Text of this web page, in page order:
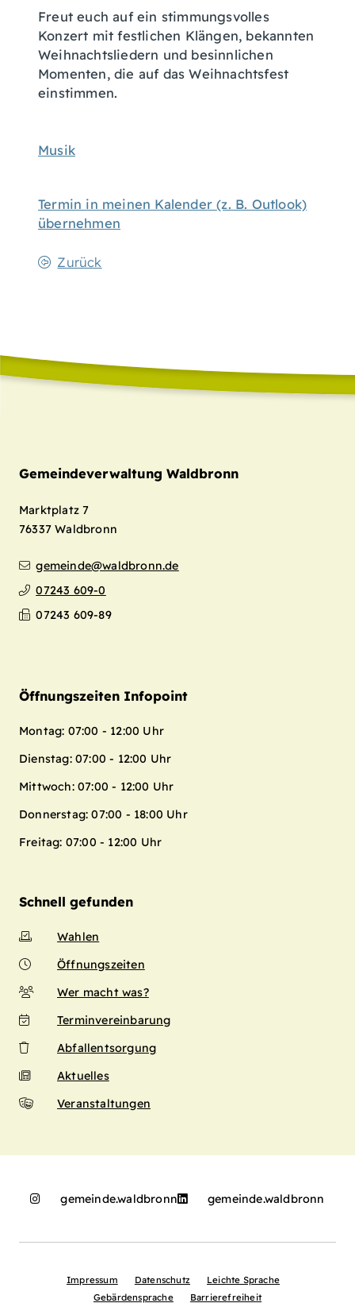
Freut euch auf ein stimmungsvolles
Konzert mit festlichen Klängen, bekannten
Weihnachtsliedern und besinnlichen
Momenten, die auf das Weihnachtsfest
einstimmen.
Musik
Termin in meinen Kalender (z. B. Outlook)
übernehmen
Zurück
Gemeindeverwaltung Waldbronn
Marktplatz 7
76337 Waldbronn
gemeinde@waldbronn.de
07243 609-0
07243 609-89
Öffnungszeiten Infopoint
Montag: 07:00 - 12:00 Uhr
Dienstag: 07:00 - 12:00 Uhr
Mittwoch: 07:00 - 12:00 Uhr
Donnerstag: 07:00 - 18:00 Uhr
Freitag: 07:00 - 12:00 Uhr
Schnell gefunden
Wahlen
Öffnungszeiten
Wer macht was?
Terminvereinbarung
Abfallentsorgung
Aktuelles
Veranstaltungen
gemeinde.waldbronn gemeinde.waldbronn
Impressum Datenschutz
Leichte Sprache
Gebärdensprache
Barrierefreiheit